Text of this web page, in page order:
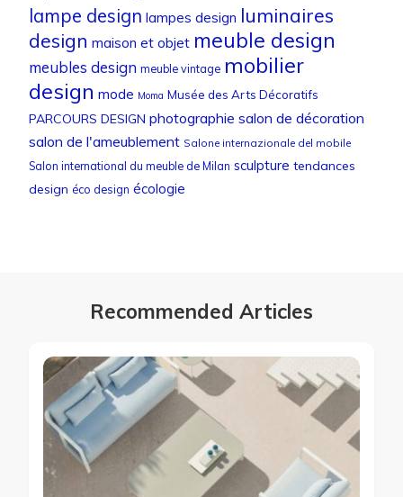
lampe design lampes design luminaires
design maison et objet meuble design
meubles design meuble vintage mobilier
design mode Moma Musée des Arts Décoratifs
PARCOURS DESIGN photographie salon de décoration
salon de l'ameublement Salone internazionale del mobile
Salon international du meuble de Milan sculpture tendances
design éco design écologie
Recommended Articles